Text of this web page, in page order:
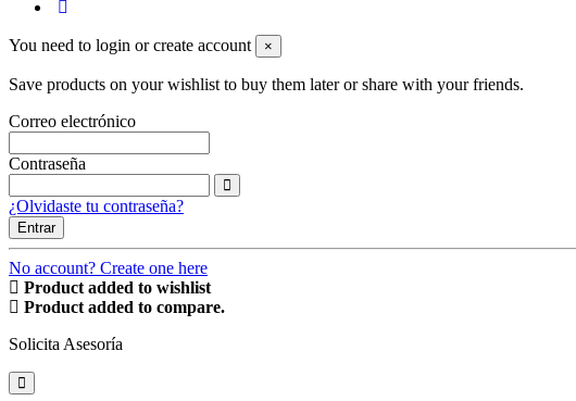
You need to login or create account ×
Save products on your wishlist to buy them later or share with your friends.
Correo electrónico
Contraseña
¿Olvidaste tu contraseña?
Entrar
No account? Create one here
Product added to wishlist
Product added to compare.
Solicita Asesoría